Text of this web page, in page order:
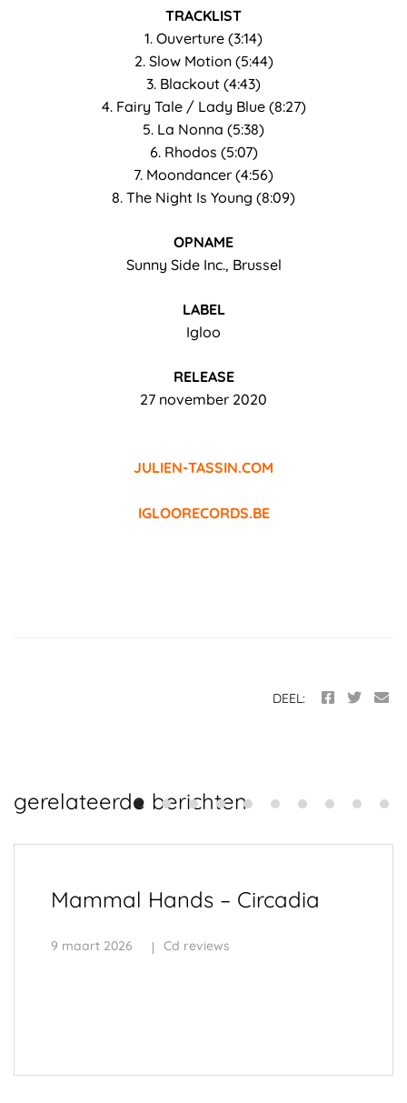
TRACKLIST
1. Ouverture (3:14)
2. Slow Motion (5:44)
3. Blackout (4:43)
4. Fairy Tale / Lady Blue (8:27)
5. La Nonna (5:38)
6. Rhodos (5:07)
7. Moondancer (4:56)
8. The Night Is Young (8:09)
OPNAME
Sunny Side Inc., Brussel
LABEL
Igloo
RELEASE
27 november 2020
JULIEN-TASSIN.COM
IGLOORECORDS.BE
DEEL:
gerelateerde berichten
Mammal Hands – Circadia
9 maart 2026 Cd reviews